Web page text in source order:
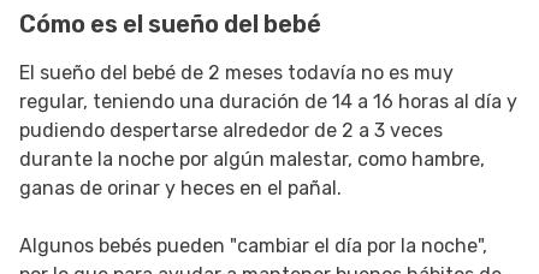
Cómo es el sueño del bebé
El sueño del bebé de 2 meses todavía no es muy
regular, teniendo una duración de 14 a 16 horas al día y
pudiendo despertarse alrededor de 2 a 3 veces
durante la noche por algún malestar, como hambre,
ganas de orinar y heces en el pañal.
Algunos bebés pueden "cambiar el día por la noche",